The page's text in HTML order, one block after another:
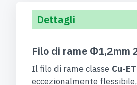
Dettagli
Filo di rame Φ1,2mm
Il filo di rame classe Cu-
eccezionalmente